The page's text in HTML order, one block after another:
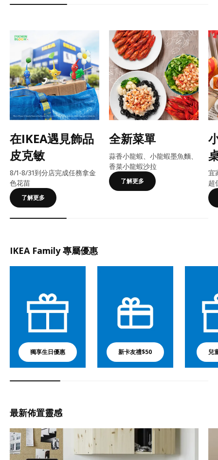
在IKEA遇見飾品
皮克敏
8/1-8/31到分店完成任務拿金
色花苗
了解更多
全新菜單
蒜香小龍蝦、小龍蝦墨魚麵、
香菜小龍蝦沙拉
了解更多
宜
超
IKEA Family 專屬優惠
獨享生日優惠 新卡友禮$50 兒
最新佈置靈感